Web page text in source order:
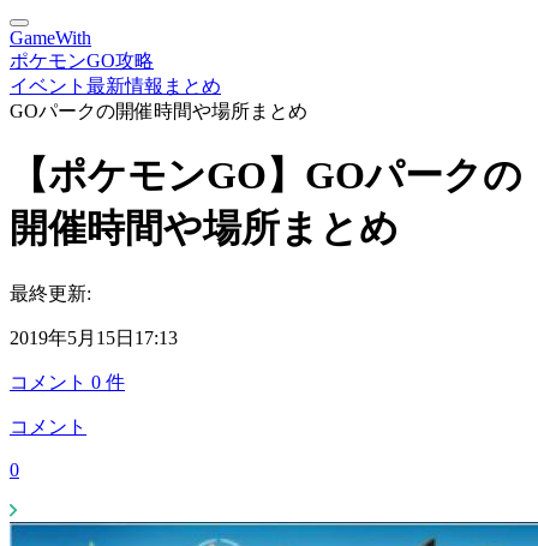
GameWith
ポケモンGO攻略
イベント最新情報まとめ
GOパークの開催時間や場所まとめ
【ポケモンGO】GOパークの
開催時間や場所まとめ
最終更新:
2019年5月15日17:13
コメント 0 件
コメント
0